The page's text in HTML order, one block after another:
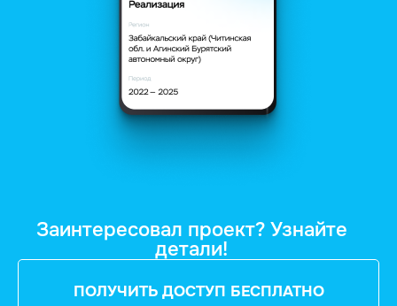
Заинтересовал проект? Узнайте
детали!
ПОЛУЧИТЬ ДОСТУП БЕСПЛАТНО